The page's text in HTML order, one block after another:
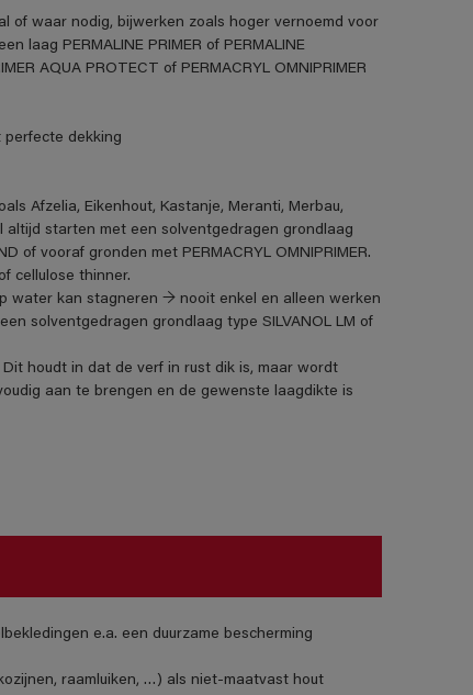
of waar nodig, bijwerken zoals hoger vernoemd voor
laag PERMALINE PRIMER of PERMALINE
AQUA PROTECT of PERMACRYL OMNIPRIMER
perfecte dekking
Afzelia, Eikenhout, Kastanje, Meranti, Merbau,
starten met een solventgedragen grondlaag
of vooraf gronden met PERMACRYL OMNIPRIMER.
cellulose thinner.
water kan stagneren → nooit enkel en alleen werken
solventgedragen grondlaag type SILVANOL LM of
Dit houdt in dat de verf in rust dik is, maar wordt
aan te brengen en de gewenste laagdikte is
e.a. een duurzame bescherming
raamluiken, …) als niet-maatvast hout